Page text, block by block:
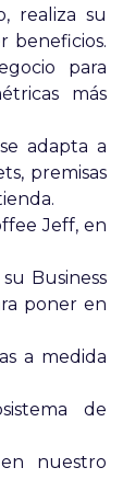
realiza su
beneficios.
para
más
adapta a
premisas
Jeff, en
Business
poner en
a medida
de
nuestro